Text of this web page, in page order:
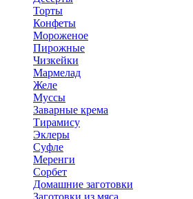
Торты
Конфеты
Мороженое
Пирожные
Чизкейки
Мармелад
Желе
Муссы
Заварные крема
Тирамису
Эклеры
Суфле
Меренги
Сорбет
Домашние заготовки
Заготовки из мяса